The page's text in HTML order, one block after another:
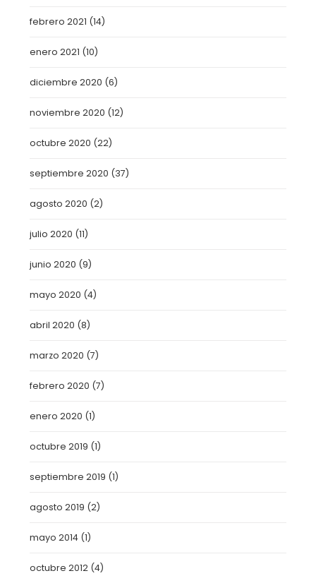
febrero 2021 (14)
enero 2021 (10)
diciembre 2020 (6)
noviembre 2020 (12)
octubre 2020 (22)
septiembre 2020 (37)
agosto 2020 (2)
julio 2020 (11)
junio 2020 (9)
mayo 2020 (4)
abril 2020 (8)
marzo 2020 (7)
febrero 2020 (7)
enero 2020 (1)
octubre 2019 (1)
septiembre 2019 (1)
agosto 2019 (2)
mayo 2014 (1)
octubre 2012 (4)